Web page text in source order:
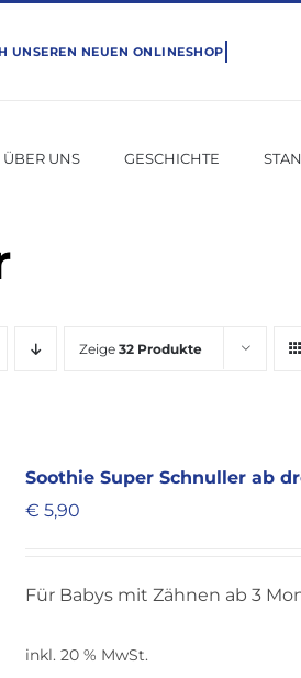
ÜBER UNS GESCHICHTE
Zeige32 Produkte
Soothie Super Schnuller ab
€ 5,90
Für Babys mit Zähnen ab 3
inkl. 20 % MwSt.